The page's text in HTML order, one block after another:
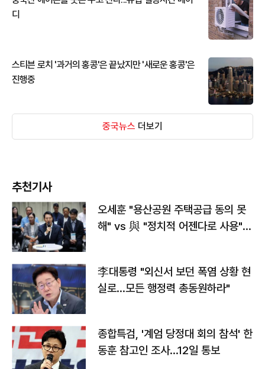
디
스티븐 로치 '과거의 홍콩'은 끝났지만 '새로운 홍콩'은
진행중
중국뉴스 더보기
추천기사
오세훈 "용산공원 주택공급 동의 못
해" vs 與 "정치적 어젠다로 사용"
李대통령 "외신서 보던 폭염 상황 현
실로…모든 행정력 총동원하라"
종합특검, '계엄 당정대 회의 참석' 한
동훈 참고인 조사...12일 통보